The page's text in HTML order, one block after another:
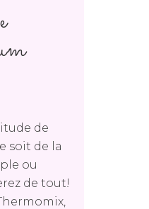
de
soit de la
ou
de tout!